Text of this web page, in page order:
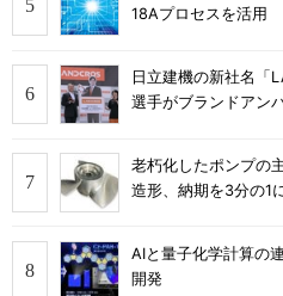
18Aプロセスを活用
日立建機の新社名「
選手がブランドアン
老朽化したポンプの
造形、納期を3分の1
AIと量子化学計算の
開発